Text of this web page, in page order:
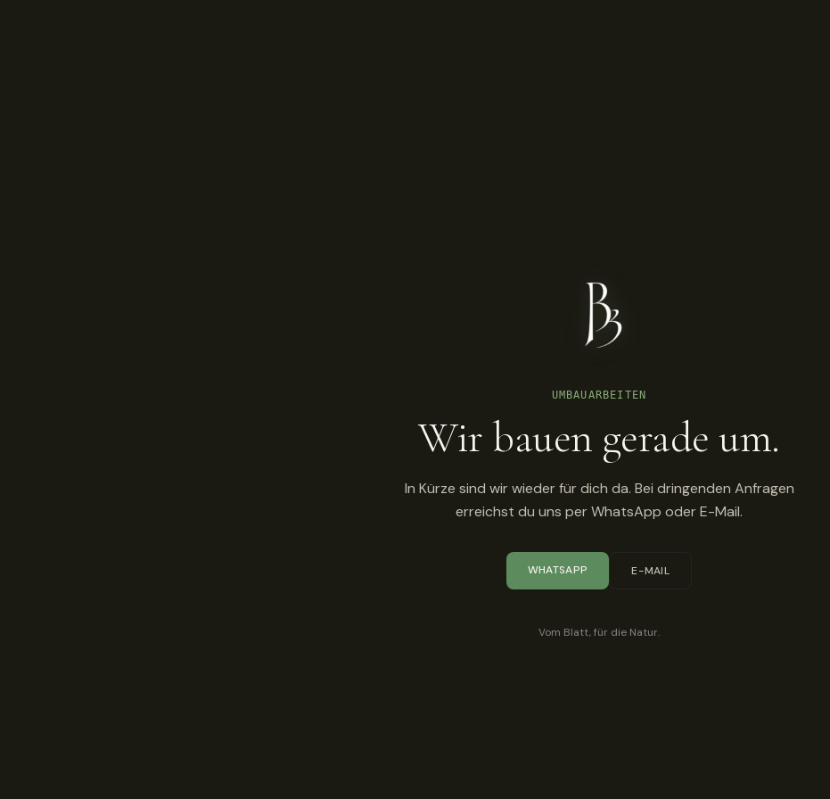
UMBAUARBEITEN
Wir bauen gerade um.
In Kürze sind wir wieder für dich da. Bei dringenden Anfragen
erreichst du uns per WhatsApp oder E-Mail.
WHATSAPP E-MAIL
Vom Blatt, für die Natur.